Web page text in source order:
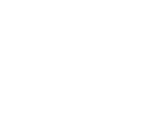
la villa)
piragüismo, kayak,
y esquí acuático (a menos de
de 10 kilómetros de la
la villa)